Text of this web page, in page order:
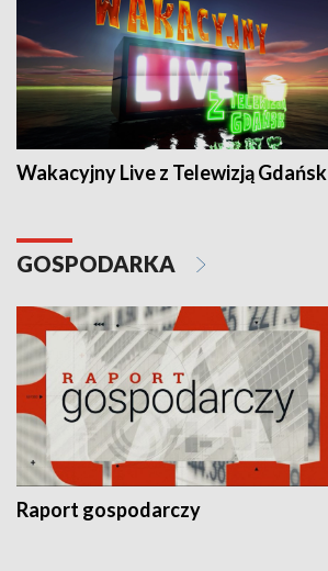
Wakacyjny Live z Telewizją Gdańsk
GOSPODARKA
Raport gospodarczy